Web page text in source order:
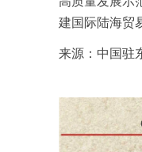
建国际陆海贸
来源：中国驻